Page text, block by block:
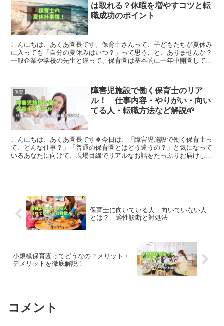
は取れる？休暇を増やすコツと転
職成功のポイント
こんにちは、あくあ園長です。保育士さんって、子どもたちが夏休み
に入っても「自分の夏休みはいつ？」って思うこと、ありませんか？
一般企業や学校の先生と違って、保育園は基本的に一年中開園してい
保育
障害児施設で働く保育士のリア
ル！ 仕事内容・やりがい・向い
てる人・転職方法など解説🌱
こんにちは、あくあ園長です🍀今日は、「障害児施設で働く保育士っ
て、どんな仕事？」「普通の保育園とはどう違うの？」と気になって
いるあなたに向けて、現場目線でリアルなお話をたっぷりお届けしま
保育士に向いている人・向いていない人
とは？ 適性診断と対処法
小規模保育園ってどうなの？メリット・
デメリットを徹底解説！
コメント